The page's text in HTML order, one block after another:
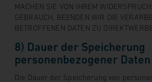
MACHEN SIE VON IHREM
GEBRAUCH, BEENDEN WIR DIE
BETROFFENEN DATEN ZU
8) Dauer der Speicherung
personenbezogener Daten
Die Dauer der Speicherung von